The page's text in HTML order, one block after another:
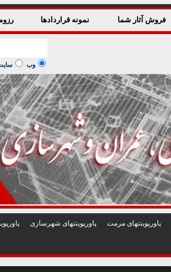
فروش آثار شما نمونه قراردادها
وب
پاورپوينتهای مرمت پاورپوينتهای شهرسازی